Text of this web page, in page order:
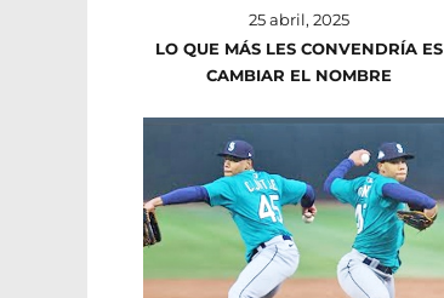
25 abril, 2025
LO QUE MÁS LES CONVENDRÍA ES
CAMBIAR EL NOMBRE